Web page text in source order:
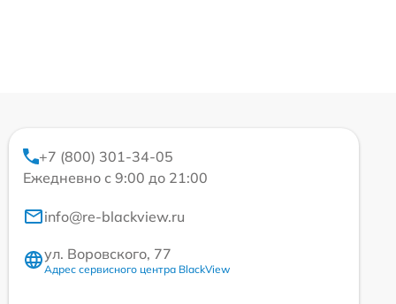
+7 (800) 301-34-05
Ежедневно с 9:00 до 21:00
info@re-blackview.ru
ул. Воровского, 77
Адрес сервисного центра BlackView